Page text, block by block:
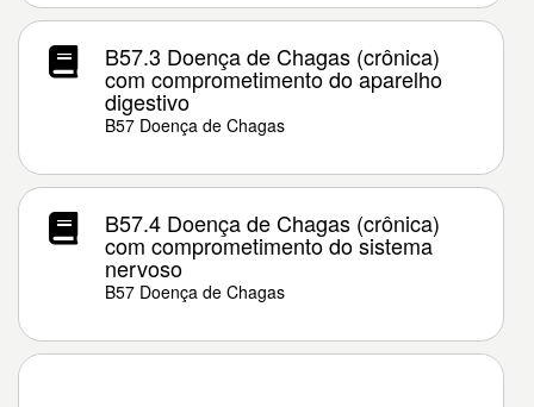
B57.3 Doença de Chagas (crônica)
com comprometimento do aparelho
digestivo
B57 Doença de Chagas
B57.4 Doença de Chagas (crônica)
com comprometimento do sistema
nervoso
B57 Doença de Chagas